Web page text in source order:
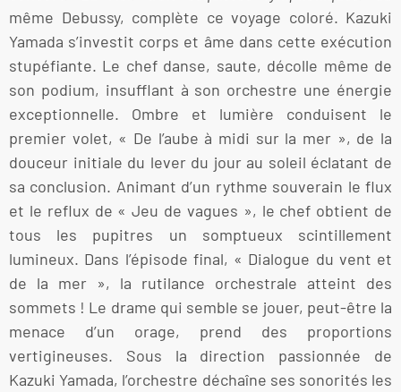
même Debussy, complète ce voyage coloré. Kazuki
Yamada s’investit corps et âme dans cette exécution
stupéfiante. Le chef danse, saute, décolle même de
son podium, insufflant à son orchestre une énergie
exceptionnelle. Ombre et lumière conduisent le
premier volet, « De l’aube à midi sur la mer », de la
douceur initiale du lever du jour au soleil éclatant de
sa conclusion. Animant d’un rythme souverain le flux
et le reflux de « Jeu de vagues », le chef obtient de
tous les pupitres un somptueux scintillement
lumineux. Dans l’épisode final, « Dialogue du vent et
de la mer », la rutilance orchestrale atteint des
sommets ! Le drame qui semble se jouer, peut-être la
menace d’un orage, prend des proportions
vertigineuses. Sous la direction passionnée de
Kazuki Yamada, l’orchestre déchaîne ses sonorités les